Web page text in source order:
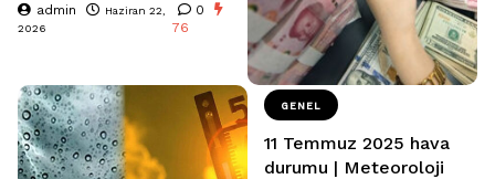
admin
Haziran 22,
2026
0
76
GENEL
11 Temmuz 2025 hava
durumu | Meteoroloji